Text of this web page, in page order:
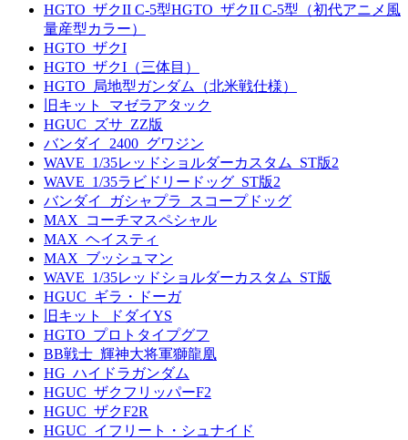
HGTO_ザクII C-5型HGTO_ザクII C-5型（初代アニメ風
量産型カラー）
HGTO_ザクI
HGTO_ザクI（三体目）
HGTO_局地型ガンダム（北米戦仕様）
旧キット_マゼラアタック
HGUC_ズサ_ZZ版
バンダイ_2400_グワジン
WAVE_1/35レッドショルダーカスタム_ST版2
WAVE_1/35ラビドリードッグ_ST版2
バンダイ_ガシャプラ_スコープドッグ
MAX_コーチマスペシャル
MAX_ヘイスティ
MAX_ブッシュマン
WAVE_1/35レッドショルダーカスタム_ST版
HGUC_ギラ・ドーガ
旧キット_ドダイYS
HGTO_プロトタイプグフ
BB戦士_輝神大将軍獅龍凰
HG_ハイドラガンダム
HGUC_ザクフリッパーF2
HGUC_ザクF2R
HGUC_イフリート・シュナイド